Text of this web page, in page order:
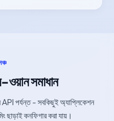
সমাধান
API পর্যন্ত - সবকিছুই অ্যাপ্লিকেশন
ছাড়াই কনফিগার করা যায়।